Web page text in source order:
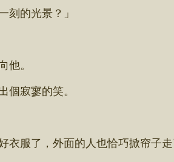
的光景？」
。
寂寥的笑。
服了，外面的人也恰巧掀帘子走